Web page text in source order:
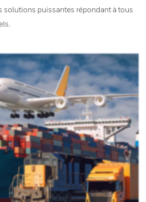
solutions puissantes répondant à tous